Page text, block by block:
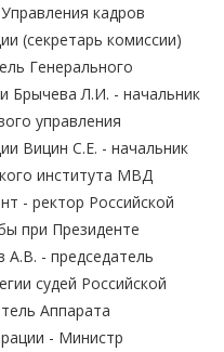
кадров
(секретарь комиссии)
Генерального
Брычева Л.И. - начальник
управления
Вицин С.Е. - начальник
института МВД
- ректор Российской
при Президенте
А.В. - председатель
судей Российской
Аппарата
- Министр